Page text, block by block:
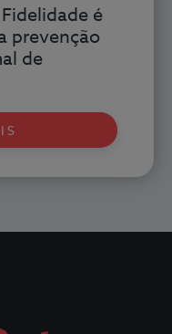
é
prevenção
de